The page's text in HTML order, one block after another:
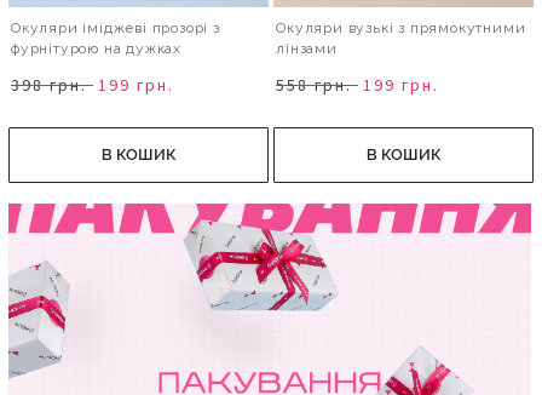
Окуляри іміджеві прозорі з
фурнітурою на дужках
398 грн. 199 грн.
В КОШИК
Окуляри вузькі з прямокутними
лінзами
558 грн. 199 грн.
В КОШИК